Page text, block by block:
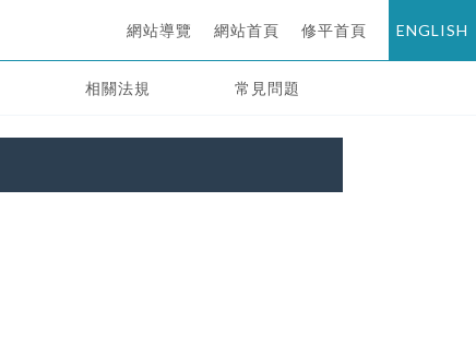
網站導覽 網站首頁 修平首頁 ENGLISH
相關法規 常見問題